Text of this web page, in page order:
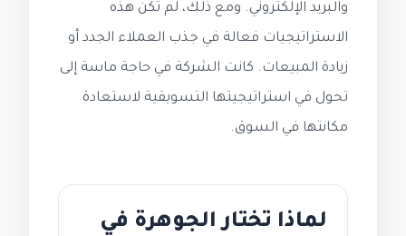
والبريد الإلكتروني. ومع ذلك، لم تكن هذه
الاستراتيجيات فعالة في جذب العملاء الجدد أو
زيادة المبيعات. كانت الشركة في حاجة ماسة إلى
تحول في استراتيجيتها التسويقية لاستعادة
مكانتها في السوق.
لماذا تختار الجوهرة في